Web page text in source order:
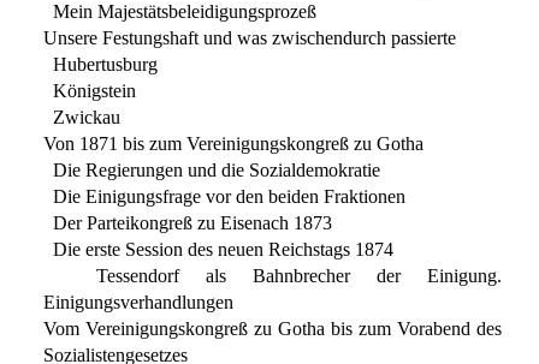
Mein Majestätsbeleidigungsprozeß
Unsere Festungshaft und was zwischendurch passierte
Hubertusburg
Königstein
Zwickau
Von 1871 bis zum Vereinigungskongreß zu Gotha
Die Regierungen und die Sozialdemokratie
Die Einigungsfrage vor den beiden Fraktionen
Der Parteikongreß zu Eisenach 1873
Die erste Session des neuen Reichstags 1874
Tessendorf als Bahnbrecher der Einigung.
Einigungsverhandlungen
Vom Vereinigungskongreß zu Gotha bis zum Vorabend des
Sozialistengesetzes